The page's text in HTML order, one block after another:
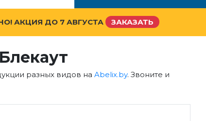
АКЦИЯ ДО 7 АВГУСТА ЗАКАЗАТЬ
разных видов на Abelix.by. Звоните и